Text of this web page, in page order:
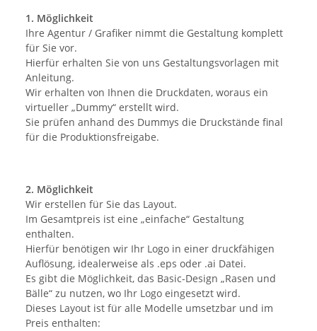
1. Möglichkeit
Ihre Agentur / Grafiker nimmt die Gestaltung komplett
für Sie vor.
Hierfür erhalten Sie von uns Gestaltungsvorlagen mit
Anleitung.
Wir erhalten von Ihnen die Druckdaten, woraus ein
virtueller „Dummy“ erstellt wird.
Sie prüfen anhand des Dummys die Druckstände final
für die Produktionsfreigabe.
2. Möglichkeit
Wir erstellen für Sie das Layout.
Im Gesamtpreis ist eine „einfache“ Gestaltung
enthalten.
Hierfür benötigen wir Ihr Logo in einer druckfähigen
Auflösung, idealerweise als .eps oder .ai Datei.
Es gibt die Möglichkeit, das Basic-Design „Rasen und
Bälle“ zu nutzen, wo Ihr Logo eingesetzt wird.
Dieses Layout ist für alle Modelle umsetzbar und im
Preis enthalten: